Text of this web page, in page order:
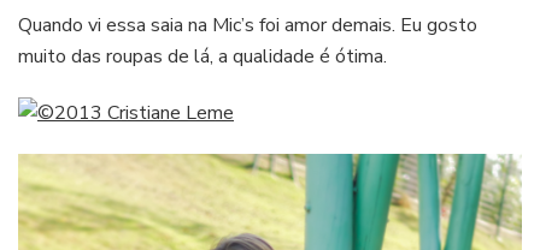
Quando vi essa saia na Mic’s foi amor demais. Eu gosto
muito das roupas de lá, a qualidade é ótima.